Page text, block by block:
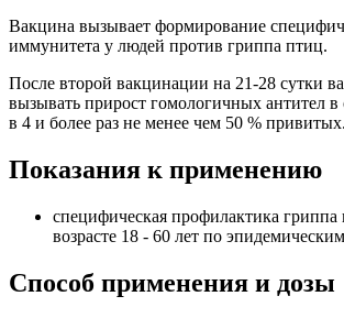
Вакцина вызывает формирование
иммунитета у людей против гриппа птиц.
После второй вакцинации на 21-28 сутки
вызывать прирост гомологичных антител в
в 4 и более раз не менее чем 50 % привитых.
Показания к применению
специфическая профилактика
возрасте 18 - 60 лет по
Способ применения и дозы